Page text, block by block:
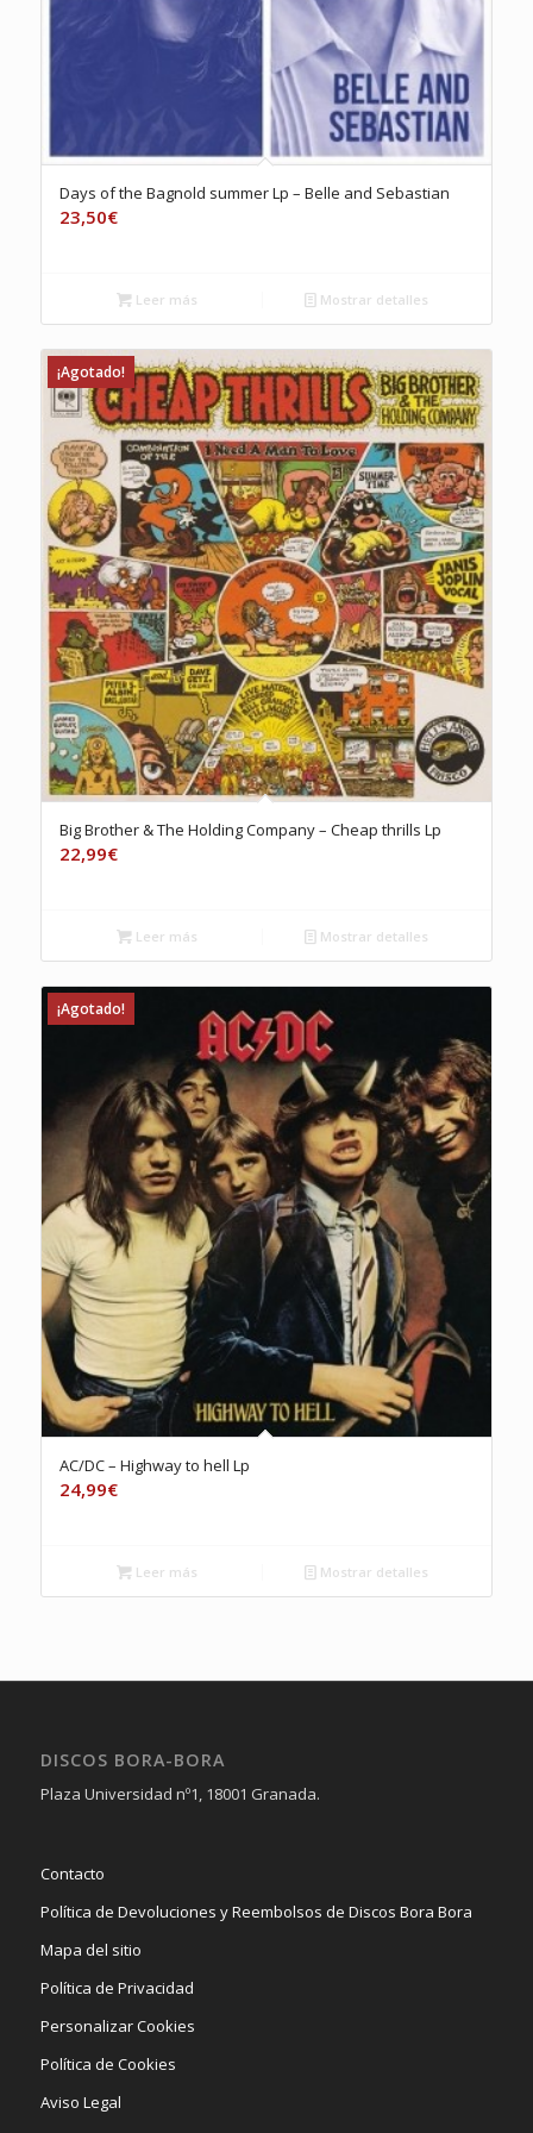
Days of the Bagnold summer Lp – Belle and Sebastian
23,50€
Leer más Mostrar detalles
¡Agotado!
Big Brother & The Holding Company – Cheap thrills Lp
22,99€
Leer más Mostrar detalles
¡Agotado!
AC/DC – Highway to hell Lp
24,99€
Leer más Mostrar detalles
DISCOS BORA-BORA
Plaza Universidad nº1, 18001 Granada.
Contacto
Política de Devoluciones y Reembolsos de Discos Bora Bora
Mapa del sitio
Política de Privacidad
Personalizar Cookies
Política de Cookies
Aviso Legal